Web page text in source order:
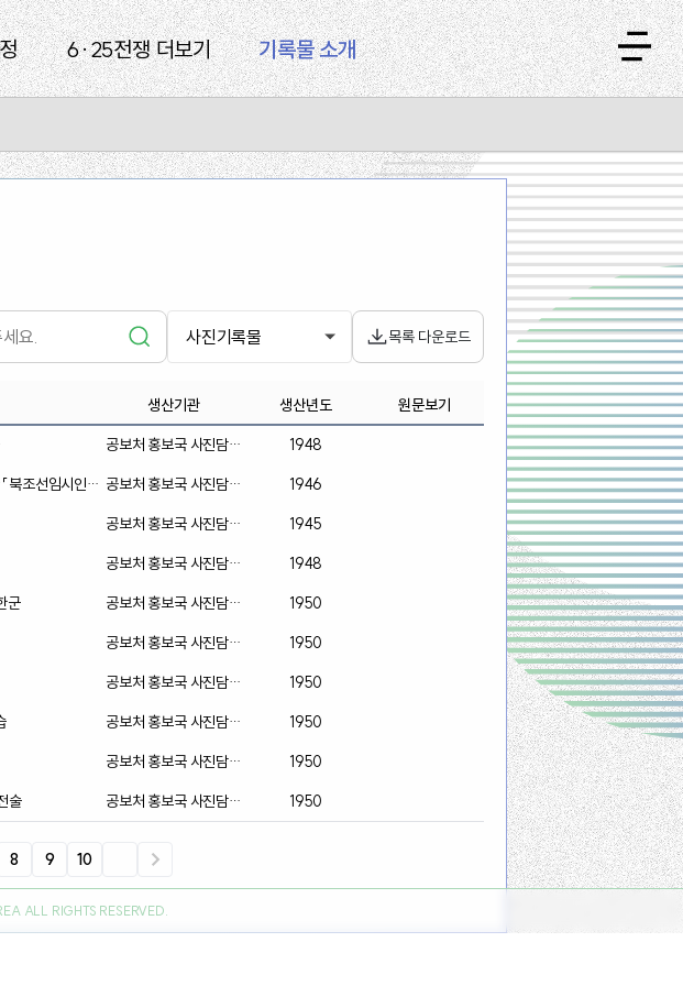
6·25전쟁 더보기 기록물 소개
사진기록물 목록 다운로드
생산기관 생산년도
원문보기
공보처 홍보국 사진담당
1948
북조선임시인민 공보처 홍보국 사진담당
1946
공보처 홍보국 사진담당
1945
공보처 홍보국 사진담당
1948
군
공보처 홍보국 사진담당
1950
공보처 홍보국 사진담당
1950
공보처 홍보국 사진담당
1950
공보처 홍보국 사진담당
1950
공보처 홍보국 사진담당
1950
술
공보처 홍보국 사진담당
관
1950
8 9 10
ALL RIGHTS RESERVED.